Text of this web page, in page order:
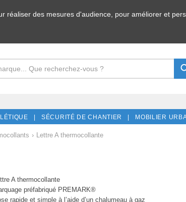
réaliser des mesures d'audience, pour améliorer et
| SÉCURITÉ DE CHANTIER | MOBILIER
› Lettre A thermocollante
A thermocollante
préfabriqué PREMARK®
rapide et simple à l’aide d’un chalumeau à gaz